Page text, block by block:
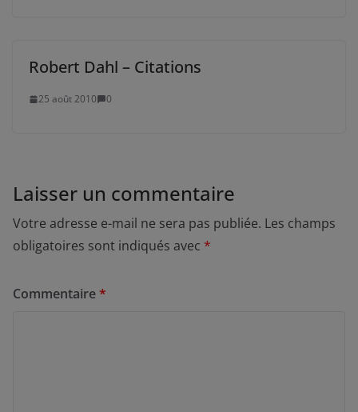
Robert Dahl – Citations
25 août 2010 0
Laisser un commentaire
Votre adresse e-mail ne sera pas publiée. Les champs
obligatoires sont indiqués avec *
Commentaire*